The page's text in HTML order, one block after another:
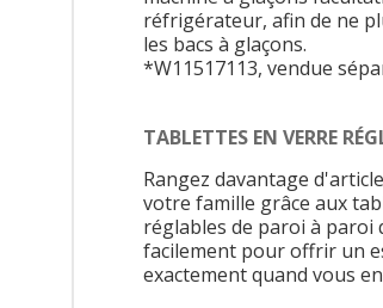
réfrigérateur, afin de ne
les bacs à glaçons.
*W11517113, vendue
TABLETTES EN VERRE
Rangez davantage
votre famille grâce aux
réglables de paroi à paroi
facilement pour offrir un
exactement quand vous